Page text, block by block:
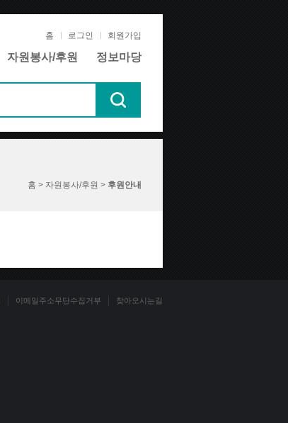
홈 로그인 회원가입
자원봉사/후원 정보마당
홈 > 자원봉사/후원 > 후원안내
이메일주소무단수집거부 찾아오시는길